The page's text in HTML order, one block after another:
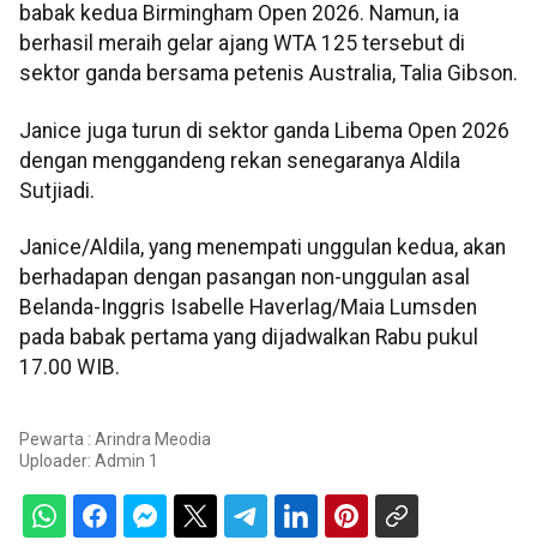
babak kedua Birmingham Open 2026. Namun, ia
berhasil meraih gelar ajang WTA 125 tersebut di
sektor ganda bersama petenis Australia, Talia Gibson.
Janice juga turun di sektor ganda Libema Open 2026
dengan menggandeng rekan senegaranya Aldila
Sutjiadi.
Janice/Aldila, yang menempati unggulan kedua, akan
berhadapan dengan pasangan non-unggulan asal
Belanda-Inggris Isabelle Haverlag/Maia Lumsden
pada babak pertama yang dijadwalkan Rabu pukul
17.00 WIB.
Pewarta : Arindra Meodia
Uploader: Admin 1